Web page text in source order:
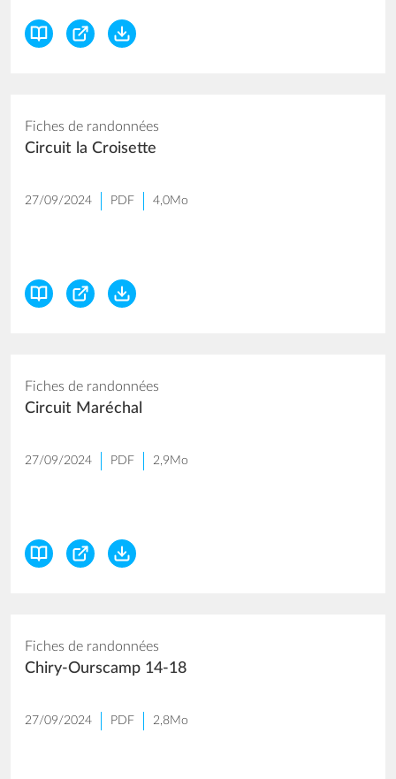
Fiches de randonnées
Circuit la Croisette
27/09/2024 PDF 4,0Mo
Fiches de randonnées
Circuit Maréchal
27/09/2024 PDF 2,9Mo
Fiches de randonnées
Chiry-Ourscamp 14-18
27/09/2024 PDF 2,8Mo